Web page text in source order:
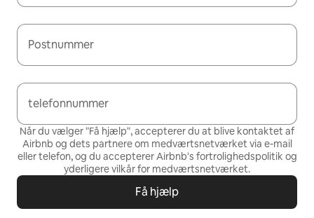
Postnummer
telefonnummer
Når du vælger "Få hjælp", accepterer du at blive kontaktet af
Airbnb og dets partnere om medværtsnetværket via e-mail
eller telefon, og du accepterer Airbnb's fortrolighedspolitik og
yderligere vilkår for medværtsnetværket.
Få hjælp